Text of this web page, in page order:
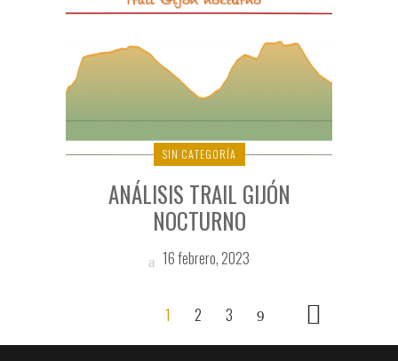
SIN CATEGORÍA
ANÁLISIS TRAIL GIJÓN
NOCTURNO
16 febrero, 2023
1 2 3